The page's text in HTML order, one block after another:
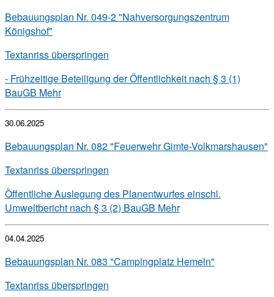
Bebauungsplan Nr. 049-2 "Nahversorgungszentrum
Königshof"
Textanriss überspringen
- Frühzeitige Beteiligung der Öffentlichkeit nach § 3 (1)
BauGB Mehr
30.06.2025
Bebauungsplan Nr. 082 "Feuerwehr Gimte-Volkmarshausen"
Textanriss überspringen
Öffentliche Auslegung des Planentwurfes einschl.
Umweltbericht nach § 3 (2) BauGB Mehr
04.04.2025
Bebauungsplan Nr. 083 "Campingplatz Hemeln"
Textanriss überspringen